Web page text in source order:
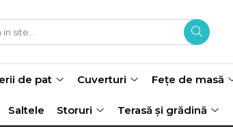
de pat Cuverturi Fețe de masă
Saltele Storuri Terasă și grădină